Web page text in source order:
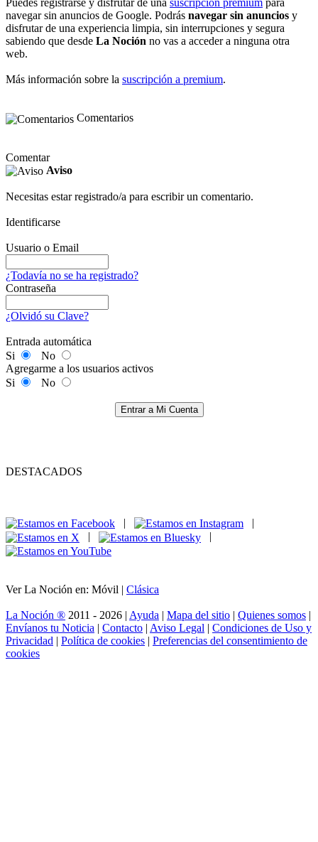
Puedes registrarse y disfrutar de una suscripción premium para
navegar sin anuncios de Google. Podrás navegar sin anuncios y
disfrutar de una experiencia limpia, sin interrupciones y segura
sabiendo que desde La Noción no vas a acceder a ninguna otra
web.
Más información sobre la suscripción a premium.
Comentarios
Comentar
Aviso
Necesitas estar registrado/a para escribir un comentario.
Identificarse
Usuario o Email
¿Todavía no se ha registrado?
Contraseña
¿Olvidó su Clave?
Entrada automática
Si
No
Agregarme a los usuarios activos
Si
No
Entrar a Mi Cuenta
DESTACADOS
|
|
|
|
Ver La Noción en: Móvil | Clásica
La Noción ® 2011 - 2026 | Ayuda | Mapa del sitio | Quienes somos |
Envíanos tu Noticia | Contacto | Aviso Legal | Condiciones de Uso y
Privacidad | Política de cookies | Preferencias del consentimiento de
cookies